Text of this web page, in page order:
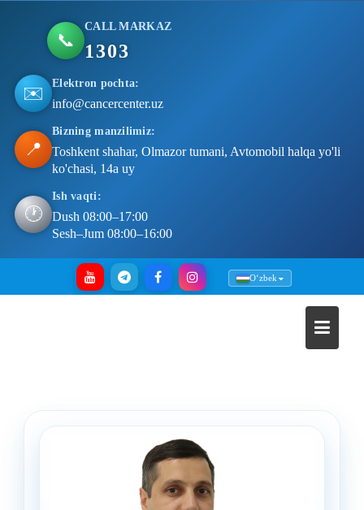
📞
CALL MARKAZ
1303
✉️ Elektron pochta:
info@cancercenter.uz
📍
Bizning manzilimiz:
Toshkent shahar, Olmazor tumani, Avtomobil halqa yo'li
ko'chasi, 14a uy
🕐
Ish vaqti:
Dush 08:00–17:00
Sesh–Jum 08:00–16:00
Oʻzbek